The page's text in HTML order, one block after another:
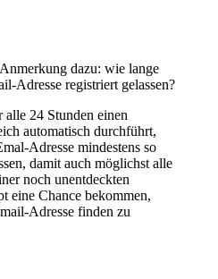
dazu: wie lange
Adresse registriert gelassen?
alle 24 Stunden einen
automatisch durchführt,
Adresse mindestens so
damit auch möglichst alle
noch unentdeckten
eine Chance bekommen,
Adresse finden zu